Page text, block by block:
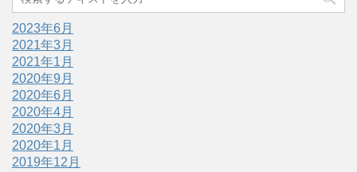
2023年6月
2021年3月
2021年1月
2020年9月
2020年6月
2020年4月
2020年3月
2020年1月
2019年12月